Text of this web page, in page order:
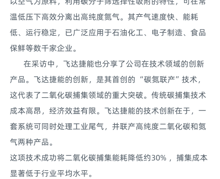
温低压下高效分离出高纯度氮气。其产气速度快、能耗
低、运行稳定，已广泛应用于石油化工、电子制造、食品
保鲜等数千家企业。
在采访中，飞达捷能也分享了公司在技术领域的创新
产品。飞达捷能的创新，是其首创的 “碳氮联产”技术，
这代表了二氧化碳捕集领域的重大突破。传统碳捕集技术
成本高昂，经济效益有限。飞达捷能的技术创新在于，一
套系统可同时处理工业尾气，并联产高纯度二氧化碳和氮
气两种产品。
这项技术成功将二氧化碳捕集能耗降低约30% ，捕集成本
显著低于行业平均水平。